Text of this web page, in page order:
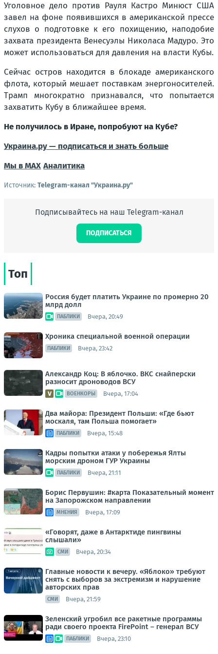
Уголовное дело против Рауля Кастро Минюст США
завел на фоне появившихся в американской прессе
слухов о подготовке к его похищению, наподобие
захвата президента Венесуэлы Николаса Мадуро. Это
может использоваться для давления на власти Кубы.
Сейчас остров находится в блокаде американского
флота, который мешает поставкам энергоносителей.
Трамп многократно признавался, что попытается
захватить Кубу в ближайшее время.
Не получилось в Иране, попробуют на Кубе?
Украина.ру — подписаться и знать больше
Мы в MAX Аналитика
Источник: Telegram-канал "Украина.ру"
Подписывайтесь на наш Telegram-канал
ПОДПИСАТЬСЯ
Топ
Россия будет платить Украине по промерно 20
млрд долл
ПАБЛИКИ Вчера, 20:49
Хроника специальной военной операции
ПАБЛИКИ Вчера, 23:42
Александр Коц: В яблочко. ВКС снайперски
разносит дроноводов ВСУ
ВОЕНКОРЫ Вчера, 17:04
Два майора: Президент Польши: «Где бьют
москаля, там Польша помогает»
ПАБЛИКИ Вчера, 15:48
Кадры попытки атаки у побережья Ялты
морским дроном ГУР Украины
ПАБЛИКИ Вчера, 21:11
Борис Первушин: #карта Показательный момент
на Запорожском направлении
МНЕНИЯ Вчера, 17:09
«Говорят, даже в Антарктиде пингвины
слышали»
СМИ Вчера, 20:34
Главные новости к вечеру. «Яблоко» требуют
снять с выборов за экстремизм и нарушение
авторских прав
СМИ Вчера, 21:59
Зеленский угробил все ракетные программы
ради своего проекта FirePoint – генерал ВСУ
ПАБЛИКИ Вчера, 23:10